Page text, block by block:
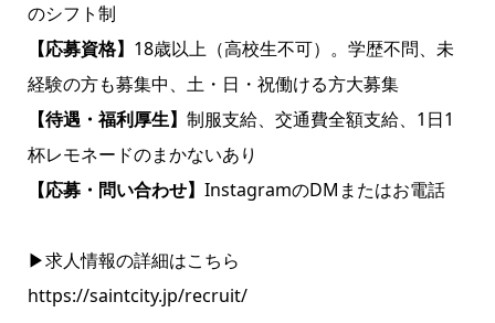
のシフト制
【応募資格】 18歳以上（高校生不可）。学歴不問、未
経験の方も募集中、土・日・祝働ける方大募集
【待遇・福利厚生】 制服支給、交通費全額支給、1日1
杯レモネードのまかないあり
【応募・問い合わせ】 InstagramのDMまたはお電話
▶求人情報の詳細はこちら
https://saintcity.jp/recruit/